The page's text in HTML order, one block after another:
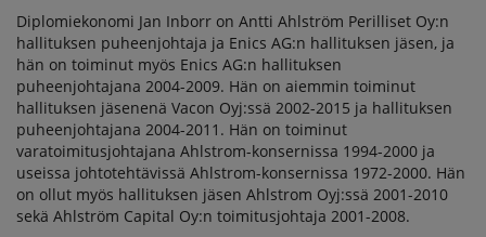
Diplomiekonomi Jan Inborr on Antti Ahlström Perilliset Oy:n
hallituksen puheenjohtaja ja Enics AG:n hallituksen jäsen, ja
hän on toiminut myös Enics AG:n hallituksen
puheenjohtajana 2004-2009. Hän on aiemmin toiminut
hallituksen jäsenenä Vacon Oyj:ssä 2002-2015 ja hallituksen
puheenjohtajana 2004-2011. Hän on toiminut
varatoimitusjohtajana Ahlstrom-konsernissa 1994-2000 ja
useissa johtotehtävissä Ahlstrom-konsernissa 1972-2000. Hän
on ollut myös hallituksen jäsen Ahlstrom Oyj:ssä 2001-2010
sekä Ahlström Capital Oy:n toimitusjohtaja 2001-2008.